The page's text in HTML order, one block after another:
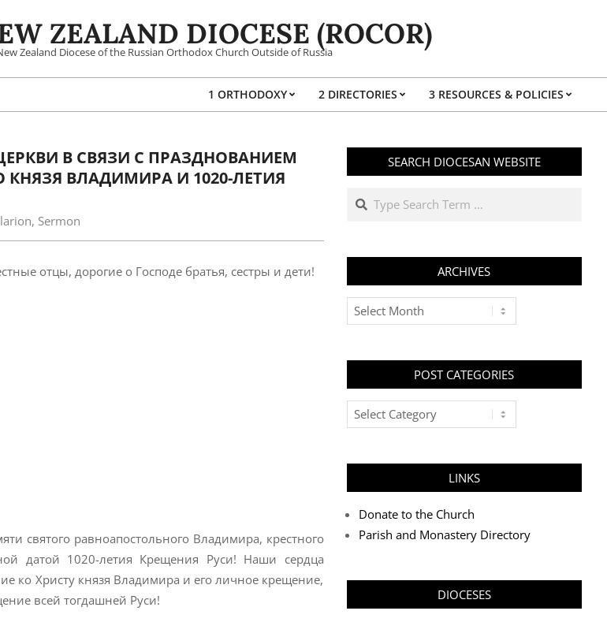
ZEALAND DIOCESE (ROCOR)
Zealand Diocese of the Russian Orthodox Church Outside of Russia
1 ORTHODOXY 2 DIRECTORIES 3 RESOURCES & POLICIES
В СВЯЗИ С ПРАЗДНОВАНИЕМ
ВЛАДИМИРА И 1020-ЛЕТИЯ
, Sermon
отцы, дорогие о Господе братья, сестры и дети!
святого равноапостольного Владимира, крестного
датой 1020-летия Крещения Руси! Наши сердца
ко Христу князя Владимира и его личное крещение,
всей тогдашней Руси!
SEARCH DIOCESAN WEBSITE
Search
ARCHIVES
Archives
POST CATEGORIES
Post
Categories
LINKS
Donate to the Church
Parish and Monastery Directory
DIOCESES